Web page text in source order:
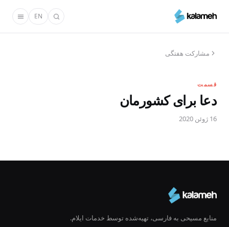
محتوای
EN
مشارکت هفتگی
قسمت
دعا برای کشورمان
16 ژوئن 2020
منابع مسیحی به فارسی، تهیه‌شده توسط خدمات ایلام.